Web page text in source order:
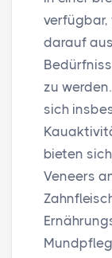
verfügbar,
darauf
zu
sich
bieten
Veneers